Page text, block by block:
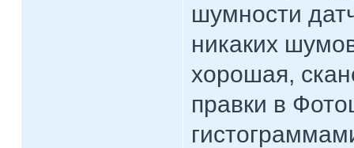
шумности
никаких
хорошая,
правки в